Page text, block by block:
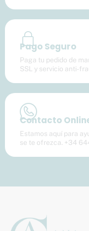
Pago Seguro
Paga tu pedido de
SSL y servicio anti-
Contacto
Estamos aquí para
se te ofrezca. +34